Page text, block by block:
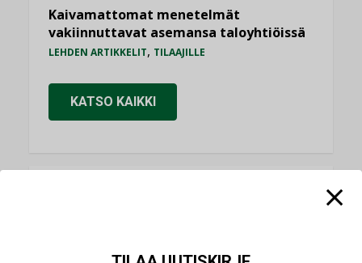
Kaivamattomat menetelmät
vakiinnuttavat asemansa taloyhtiöissä
LEHDEN ARTIKKELIT, TILAAJILLE
KATSO KAIKKI